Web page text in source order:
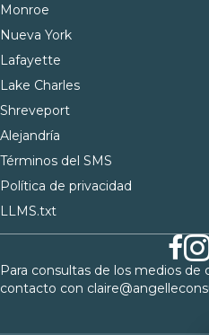
Monroe
Nueva York
Lafayette
Lake Charles
Shreveport
Alejandría
Términos del SMS
Política de privacidad
LLMS.txt
Para consultas de los medios
contacto con